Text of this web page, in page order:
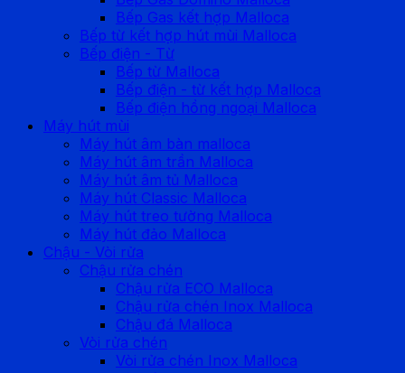
Bếp Gas kết hợp Malloca
Bếp từ kết hợp hút mùi Malloca
Bếp điện - Từ
Bếp từ Malloca
Bếp điện - từ kết hợp Malloca
Bếp điện hồng ngoại Malloca
Máy hút mùi
Máy hút âm bàn malloca
Máy hút âm trần Malloca
Máy hút âm tủ Malloca
Máy hút Classic Malloca
Máy hút treo tường Malloca
Máy hút đảo Malloca
Chậu - Vòi rửa
Chậu rửa chén
Chậu rửa ECO Malloca
Chậu rửa chén Inox Malloca
Chậu đá Malloca
Vòi rửa chén
Vòi rửa chén Inox Malloca